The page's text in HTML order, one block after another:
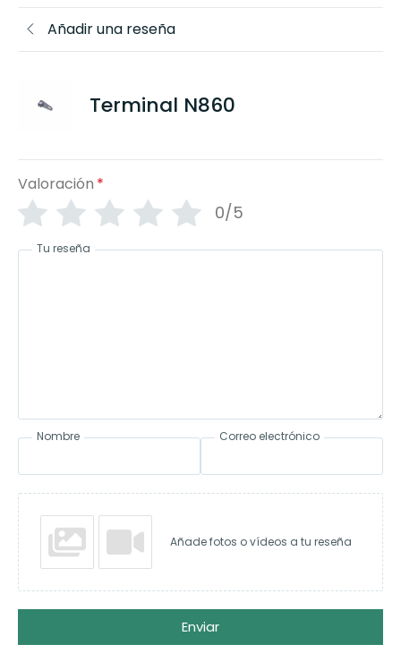
Añadir una reseña
Terminal N860
Valoración *
0/5
Tu reseña
Nombre Correo electrónico
Añade fotos o vídeos a tu reseña
Enviar